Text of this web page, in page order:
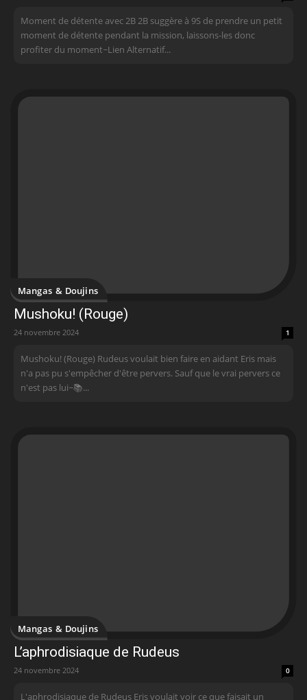
Moment de détente avec 2B 2B suggère à 9S de prendre un petit
moment de détente pendant la mission, laissons-les donc
profiter du moment~ Lien Alternatif...
Mangas & Doujins
Mushoku! (Rouge)
24 novembre 2024 1
Mushoku! (Rouge) Rudeus voulait bien faire en aidant Eris mais
n'a pas pu s'empêcher d'être pervers. Sauf que le vrai pervers ce
n'est pas lui~📚...
Mangas & Doujins
L’aphrodisiaque de Rudeus
24 novembre 2024 0
L'aphrodisiaque de Rudeus Eris voulait voir ce que faisait un